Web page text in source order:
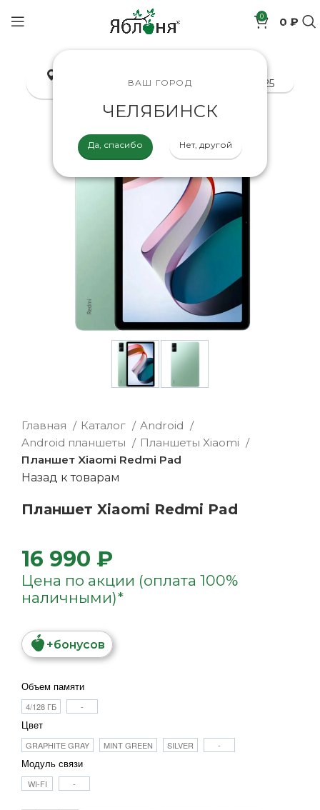
0
позиций0 ₽
ВАШ ГОРОД
ЧЕЛЯБИНСК
Да, спасибо Нет, другой
8-800-200-70-25
Главная Каталог
Android
Android планшеты
Планшеты Xiaomi
Планшет Xiaomi Redmi Pad
Назад к товарам
Планшет Xiaomi Redmi Pad
16 990 ₽
Цена по акции (оплата 100%
наличными)*
+бонусов
Объем памяти
4/128 ГБ -
Цвет
GRAPHITE GRAY MINT GREEN SILVER -
Модуль связи
WI-FI -